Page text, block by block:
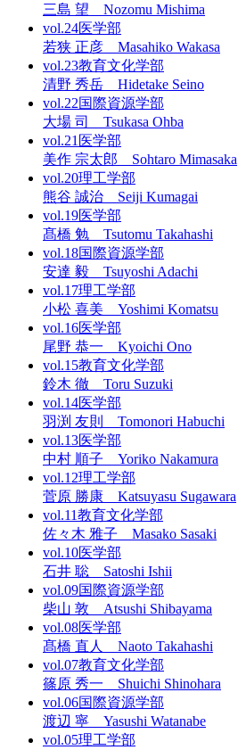
三島 望 Nozomu Mishima
vol.24医学部
若狭 正彦 Masahiko Wakasa
vol.23教育文化学部
清野 秀岳 Hidetake Seino
vol.22国際資源学部
大場 司 Tsukasa Ohba
vol.21医学部
美作 宗太郎 Sohtaro Mimasaka
vol.20理工学部
熊谷 誠治 Seiji Kumagai
vol.19医学部
髙橋 勉 Tsutomu Takahashi
vol.18国際資源学部
安達 毅 Tsuyoshi Adachi
vol.17理工学部
小松 喜美 Yoshimi Komatsu
vol.16医学部
尾野 恭一 Kyoichi Ono
vol.15教育文化学部
鈴木 徹 Toru Suzuki
vol.14医学部
羽渕 友則 Tomonori Habuchi
vol.13医学部
中村 順子 Yoriko Nakamura
vol.12理工学部
菅原 勝康 Katsuyasu Sugawara
vol.11教育文化学部
佐々木 雅子 Masako Sasaki
vol.10医学部
石井 聡 Satoshi Ishii
vol.09国際資源学部
柴山 敦 Atsushi Shibayama
vol.08医学部
髙橋 直人 Naoto Takahashi
vol.07教育文化学部
篠原 秀一 Shuichi Shinohara
vol.06国際資源学部
渡辺 寧 Yasushi Watanabe
vol.05理工学部